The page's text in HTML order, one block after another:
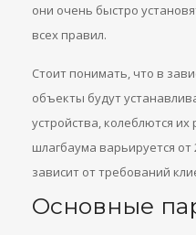
они очень быстро
всех правил.
Стоит понимать, что в
объекты будут
устройства, колеблются
шлагбаума варьируется
зависит от требований
Основные